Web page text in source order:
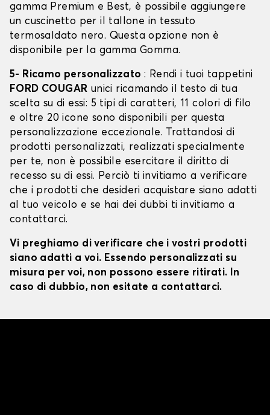
gamma Premium e Best, è possibile aggiungere
un cuscinetto per il tallone in tessuto
termosaldato nero. Questa opzione non è
disponibile per la gamma Gomma.
5- Ricamo personalizzato : Rendi i tuoi tappetini
FORD COUGAR unici ricamando il testo di tua
scelta su di essi: 5 tipi di caratteri, 11 colori di filo
e oltre 20 icone sono disponibili per questa
personalizzazione eccezionale. Trattandosi di
prodotti personalizzati, realizzati specialmente
per te, non è possibile esercitare il diritto di
recesso su di essi. Perciò ti invitiamo a verificare
che i prodotti che desideri acquistare siano adatti
al tuo veicolo e se hai dei dubbi ti invitiamo a
contattarci.
Vi preghiamo di verificare che i vostri prodotti
siano adatti a voi. Essendo personalizzati su
misura per voi, non possono essere ritirati. In
caso di dubbio, non esitate a contattarci.